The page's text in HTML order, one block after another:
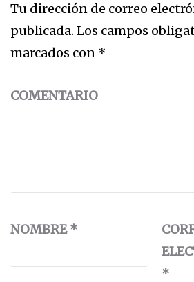
Tu dirección de correo
publicada. Los campos
marcados con *
COMENTARIO
NOMBRE*
*